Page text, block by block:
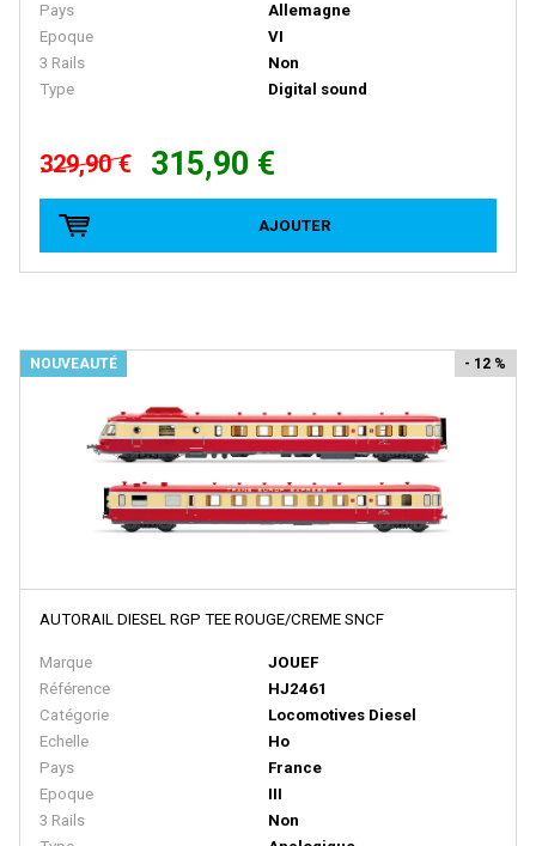
Herpa Exclusive
Herpa Minitanks
HOLLAND RAIL
HORNBY
HUET
IBERTREN
INTERFER
ITALERI
JAERGERNDORFER
JCR
JECO AB
Pays
Allemagne
Epoque
VI
3 Rails
Non
Type
Digital sound
329,90 € 315,90 €
AJOUTER
NOUVEAUTÉ
AUTORAIL DIESEL RGP TEE ROUGE/CREME SNCF
Marque
JOUEF
Référence
HJ2461
Catégorie
Locomotives Diesel
Echelle
Ho
Pays
France
Epoque
III
3 Rails
Non
- 12 %